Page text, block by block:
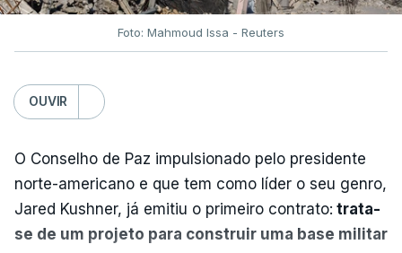
Foto: Mahmoud Issa - Reuters
OUVIR
O Conselho de Paz impulsionado pelo presidente
norte-americano e que tem como líder o seu genro,
Jared Kushner, já emitiu o primeiro contrato: trata-
se de um projeto para construir uma base militar